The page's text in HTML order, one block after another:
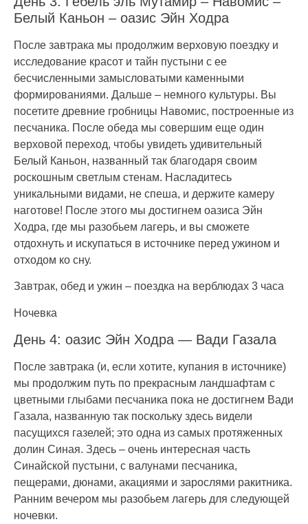
Белый Каньон – оазис Эйн Ходра
После завтрака мы продолжим верховую поездку и
исследование красот и тайн пустыни с ее
бесчисленными замысловатыми каменными
формированиями. Дальше – немного культуры. Вы
посетите древние гробницы Навомис, построенные из
песчаника. После обеда мы совершим еще один
верховой переход, чтобы увидеть удивительный
Белый Каньон, названный так благодаря своим
роскошным светлым стенам. Насладитесь
уникальными видами, не спеша, и держите камеру
наготове! После этого мы достигнем оазиса Эйн
Ходра, где мы разобьем лагерь, и вы сможете
отдохнуть и искупаться в источнике перед ужином и
отходом ко сну.
Завтрак, обед и ужин – поездка на верблюдах 3 часа
Ночевка
День 4: оазис Эйн Ходра — Вади Газала
После завтрака (и, если хотите, купания в источнике)
мы продолжим путь по прекрасным ландшафтам с
цветными глыбами песчаника пока не достигнем Вади
Газала, названную так поскольку здесь видели
пасущихся газелей; это одна из самых протяженных
долин Синая. Здесь – очень интересная часть
Синайской пустыни, с валунами песчаника,
пещерами, дюнами, акациями и зарослями ракитника.
Ранним вечером мы разобьем лагерь для следующей
ночевки.